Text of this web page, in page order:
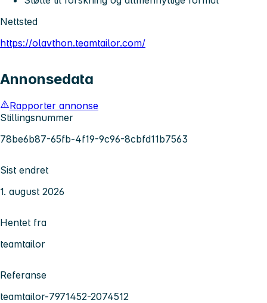
Nettsted
https://olavthon.teamtailor.com/
Annonsedata
Rapporter annonse
Stillingsnummer
78be6b87-65fb-4f19-9c96-8cbfd11b7563
Sist endret
1. august 2026
Hentet fra
teamtailor
Referanse
teamtailor-7971452-2074512